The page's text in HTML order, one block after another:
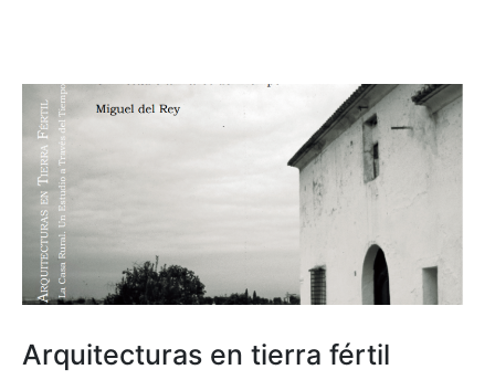
Arquitecturas en tierra fértil